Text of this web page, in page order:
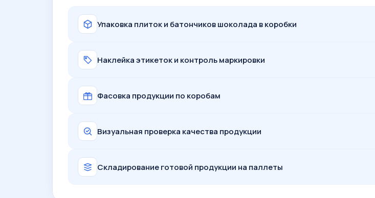
Упаковка плиток и батончиков шоколада в коробки
Наклейка этикеток и контроль маркировки
Фасовка продукции по коробам
Визуальная проверка качества продукции
Складирование готовой продукции на паллеты